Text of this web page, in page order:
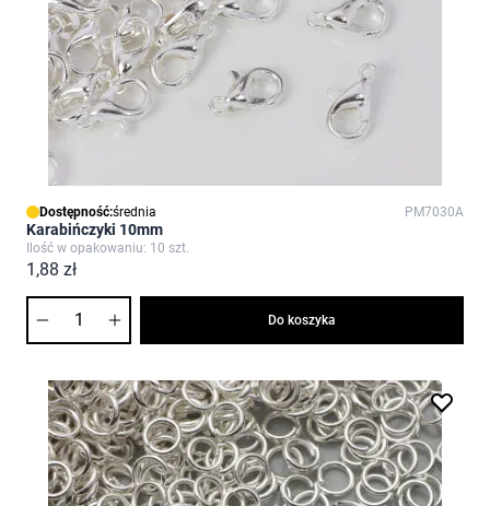
Dostępność:średnia PM7030A
Karabińczyki 10mm
Ilość w opakowaniu: 10 szt.
1,88 zł
Do koszyka